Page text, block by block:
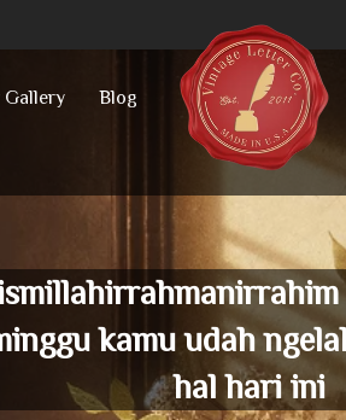
Blog
kamu udah
hal hari ini